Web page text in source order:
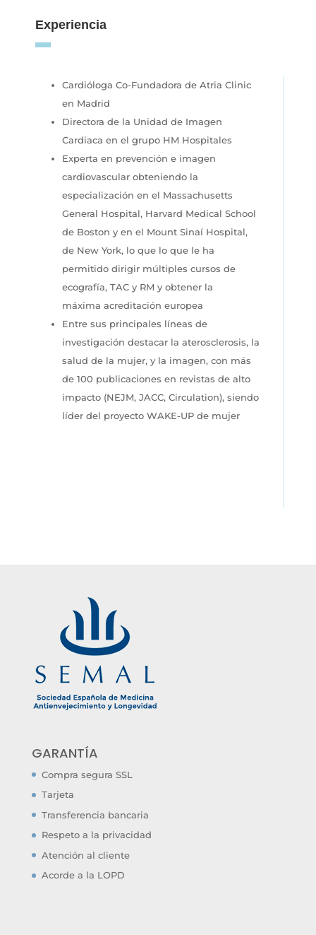
Experiencia
Cardióloga Co-Fundadora de Atria Clinic
en Madrid
Directora de la Unidad de Imagen
Cardiaca en el grupo HM Hospitales
Experta en prevención e imagen
cardiovascular obteniendo la
especialización en el Massachusetts
General Hospital, Harvard Medical School
de Boston y en el Mount Sinaí Hospital,
de New York, lo que lo que le ha
permitido dirigir múltiples cursos de
ecografía, TAC y RM y obtener la
máxima acreditación europea
Entre sus principales líneas de
investigación destacar la aterosclerosis, la
salud de la mujer, y la imagen, con más
de 100 publicaciones en revistas de alto
impacto (NEJM, JACC, Circulation), siendo
líder del proyecto WAKE-UP de mujer
GARANTÍA
Compra segura SSL
Tarjeta
Transferencia bancaria
Respeto a la privacidad
Atención al cliente
Acorde a la LOPD